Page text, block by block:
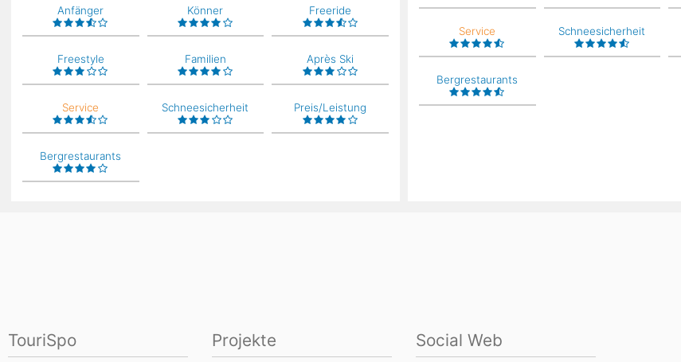
Anfänger Könner Freeride
Freestyle Familien Après Ski
Service Schneesicherheit Preis/Leistung
Bergrestaurants
Service Schneesicherheit
Bergrestaurants
TouriSpo Projekte Social Web